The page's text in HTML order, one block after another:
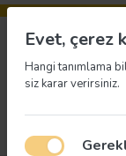
Evet, çerez
Hangi tanımlama
siz karar verirsiniz.